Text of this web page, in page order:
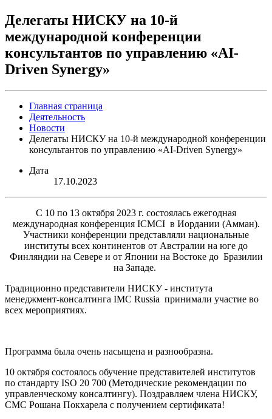
Делегаты НИСКУ на 10-й
международной конференции
консультантов по управлению «AI-
Driven Synergy»
Главная страница
Деятельность
Новости
Делегаты НИСКУ на 10-й международной конференции
консультантов по управлению «AI-Driven Synergy»
Дата
17.10.2023
С 10 по 13 октября 2023 г. состоялась ежегодная
международная конференция ICMCI в Иордании (Амман).
Участники конференции представляли национальные
институты всех континентов от Австралии на юге до
Финляндии на Севере и от Японии на Востоке до Бразилии
на Западе.
Традиционно представители НИСКУ - института
менеджмент-консалтинга IMC Russia принимали участие во
всех мероприятиях.
Программа была очень насыщена и разнообразна.
10 октября состоялось обучение представителей институтов
по стандарту ISO 20 700 (Методические рекомендации по
управленческому консалтингу). Поздравляем члена НИСКУ,
СМС Рошана Покхарела с получением сертификата!